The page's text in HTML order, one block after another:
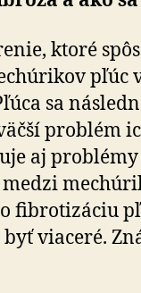
ktoré
pľúc
sa
problém
aj
fibrotizáciu
viaceré.